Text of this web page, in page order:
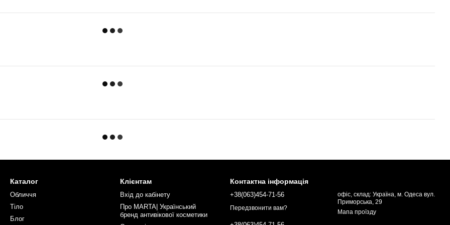
Каталог
Обличчя
Тіло
Блог
Клієнтам
Вхід до кабінету
Про MARTA| Український
бренд антивікової косметики
Контактна інформація
+38(063)454-71-56
Передзвонити вам?
офіс, склад: Україна, м. Одеса вул.
Приморська, 29
Мапа проїзду